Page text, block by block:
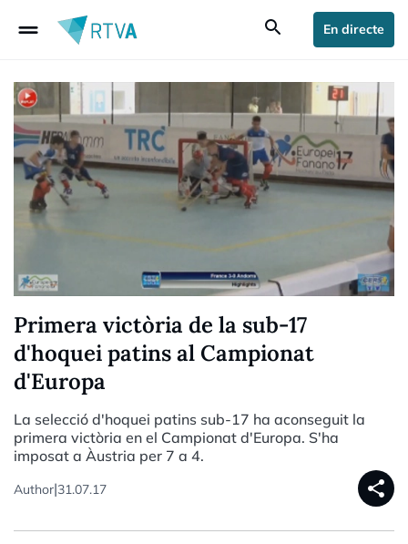
drag_handle search En directe
Primera victòria de la sub-17
d'hoquei patins al Campionat
d'Europa
La selecció d'hoquei patins sub-17 ha aconseguit la
primera victòria en el Campionat d'Europa. S'ha
imposat a Àustria per 7 a 4.
Author|31.07.17 share